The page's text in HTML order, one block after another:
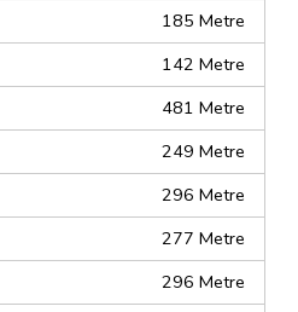
185 Metre
142 Metre
481 Metre
249 Metre
296 Metre
277 Metre
296 Metre